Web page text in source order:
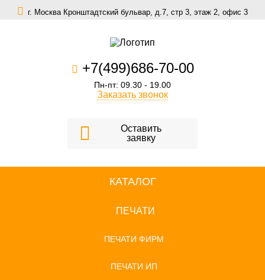
г. Москва Кронштадтский бульвар, д.7, стр 3, этаж 2, офис 3
+7(499)686-70-00
Пн-пт: 09.30 - 19.00
Заказать звонок
Оставить
заявку
КАТАЛОГ
ПЕЧАТИ
ПЕЧАТИ ФИРМ
ПЕЧАТИ ИП